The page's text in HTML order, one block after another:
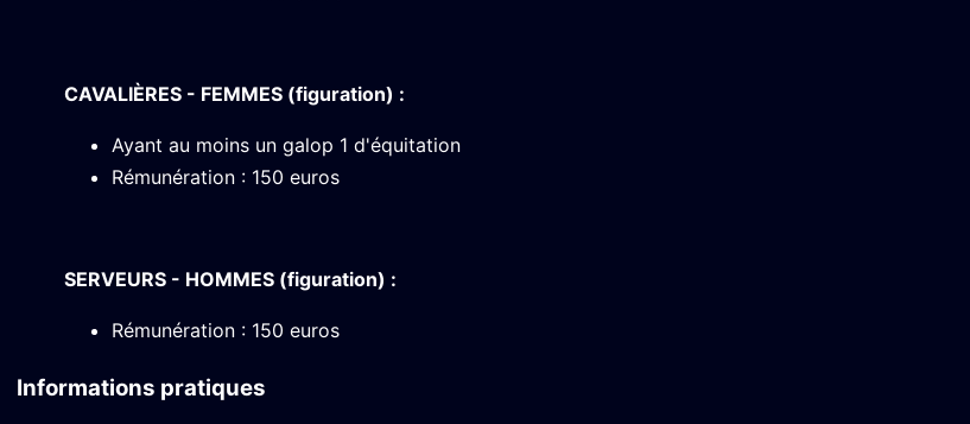
CAVALIÈRES - FEMMES (figuration) :
Ayant au moins un galop 1 d'équitation
Rémunération : 150 euros
SERVEURS - HOMMES (figuration) :
Rémunération : 150 euros
Informations pratiques